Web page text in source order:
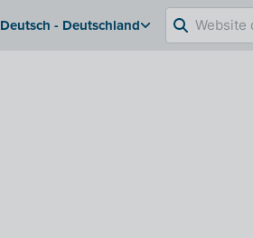
Deutsch - Deutschland